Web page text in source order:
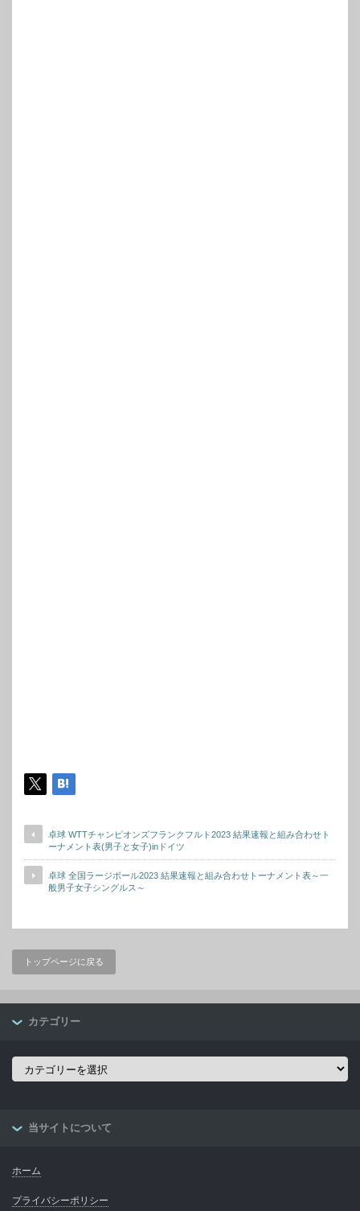
卓球 WTTチャンピオンズフランクフルト2023 結果速報と組み合わせト
ーナメント表(男子と女子)inドイツ
卓球 全国ラージボール2023 結果速報と組み合わせトーナメント表～一
般男子女子シングルス～
トップページに戻る
カテゴリー
カ
当サイトについて
ホーム
プライバシーポリシー